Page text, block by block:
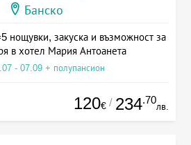
Банско
нощувки, закуска и възможност за
в хотел Мария Антоанета
- 07.09 + полупансион
120€ / 234.70
лв.